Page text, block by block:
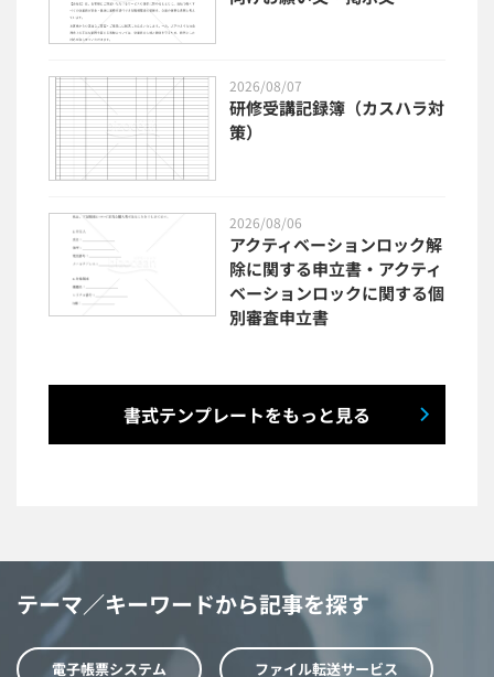
2026/08/07
研修受講記録簿（カスハラ対
策）
2026/08/06
アクティベーションロック解
除に関する申立書・アクティ
ベーションロックに関する個
別審査申立書
書式テンプレートをもっと見る
テーマ／キーワードから記事を探す
電子帳票システム ファイル転送サービス